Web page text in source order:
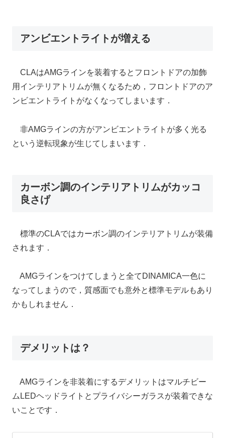
アンビエントライトが増える
CLAはAMGラインを装着するとフロントドアの加飾
用インテリアトリムが無くなるため，フロントドアのア
ンビエントライトがなくなってしまいます．
非AMGラインの方がアンビエントライトが多く光る
という逆転現象が生じてしまいます．
カーボン調のインテリアトリムがカッコ
良さげ
標準のCLAではカーボン調のインテリアトリムが装備
されます．
AMGラインをつけてしまうと全てDINAMICA一色に
なってしまうので，質感面でも意外と標準モデルもあり
かもしれません．
デメリットは？
AMGラインを非装着にするデメリットはマルチビー
ムLEDヘッドライトとプライバシーガラスが装着できな
いことです．